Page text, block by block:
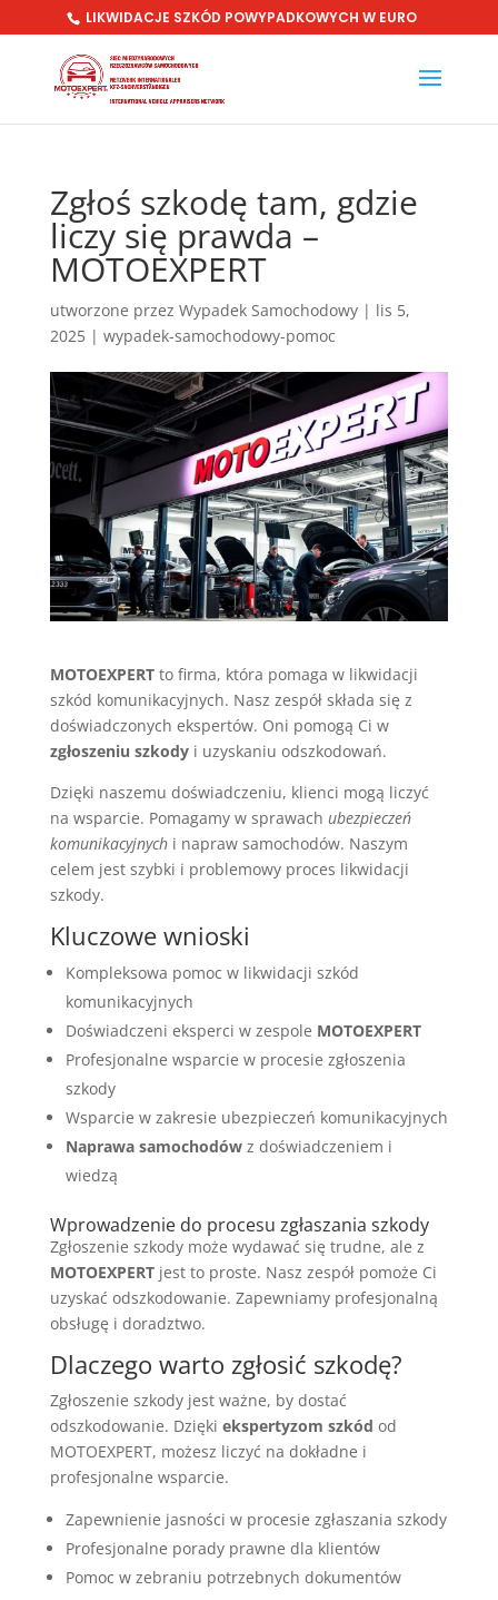
LIKWIDACJE SZKÓD POWYPADKOWYCH W EURO
Zgłoś szkodę tam, gdzie
liczy się prawda –
MOTOEXPERT
utworzone przez Wypadek Samochodowy| lis 5,
2025| wypadek-samochodowy-pomoc
MOTOEXPERTto firma, która pomaga w likwidacji
szkód komunikacyjnych. Nasz zespół składa się z
doświadczonych ekspertów. Oni pomogą Ci w
zgłoszeniu szkodyi uzyskaniu odszkodowań.
Dzięki naszemu doświadczeniu, klienci mogą liczyć
na wsparcie. Pomagamy w sprawach ubezpieczeń
komunikacyjnychi napraw samochodów. Naszym
celem jest szybki i problemowy proces likwidacji
szkody.
Kluczowe wnioski
Kompleksowa pomoc w likwidacji szkód
komunikacyjnych
Doświadczeni eksperci w zespole MOTOEXPERT
Profesjonalne wsparcie w procesie zgłoszenia
szkody
Wsparcie w zakresie ubezpieczeń komunikacyjnych
Naprawa samochodówz doświadczeniem i
wiedzą
Wprowadzenie do procesu zgłaszania szkody
Zgłoszenie szkody może wydawać się trudne, ale z
MOTOEXPERTjest to proste. Nasz zespół pomoże Ci
uzyskać odszkodowanie. Zapewniamy profesjonalną
obsługę i doradztwo.
Dlaczego warto zgłosić szkodę?
Zgłoszenie szkody jest ważne, by dostać
odszkodowanie. Dzięki ekspertyzom szkód od
MOTOEXPERT, możesz liczyć na dokładne i
profesjonalne wsparcie.
Zapewnienie jasności w procesie zgłaszania szkody
Profesjonalne porady prawne dla klientów
Pomoc w zebraniu potrzebnych dokumentów